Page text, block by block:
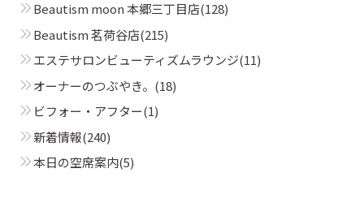
Beautism moon 本郷三丁目店(128)
Beautism 茗荷谷店(215)
エステサロンビューティズムラウンジ(11)
オーナーのつぶやき。 (18)
ビフォー・アフター(1)
新着情報(240)
本日の空席案内(5)